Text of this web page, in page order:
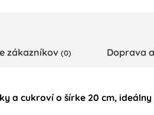
zákazníkov (0) Doprava
a cukroví o šírke 20 cm,